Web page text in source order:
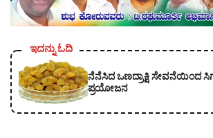
ಇದನ್ನು ಓದಿ
ನೆನೆಸಿದ ಒಣದ್ರಾಕ್ಷಿ ಸೇವನೆಯಿಂದ
ಪ್ರಯೋಜನ